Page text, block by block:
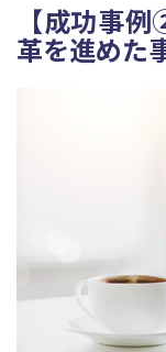
【成功事
革を進めた